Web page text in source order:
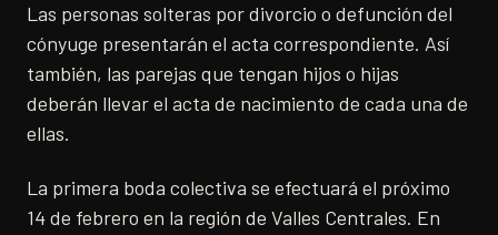
Las personas solteras por divorcio o defunción del
cónyuge presentarán el acta correspondiente. Así
también, las parejas que tengan hijos o hijas
deberán llevar el acta de nacimiento de cada una de
ellas.
La primera boda colectiva se efectuará el próximo
14 de febrero en la región de Valles Centrales. En